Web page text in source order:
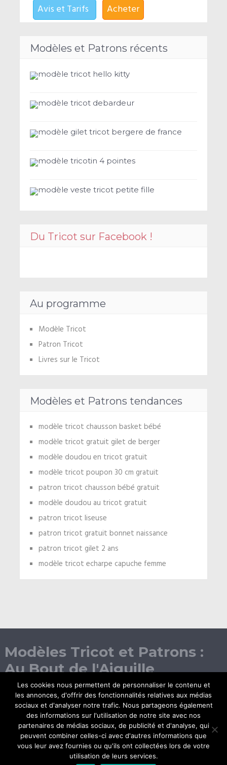
Acheter
Avis et Tarifs
Modèles et Patrons récents
modèle tricot hello kitty
modèle tricot debardeur
modèle gilet tricot bergere de france
modèle tricotin 4 pointes
modèle veste tricot petite fille
Du Tricot sur Facebook !
Au programme
Modèle Tricot
Patron Tricot
Livres sur le Tricot
Modèles et Patrons tendances
modèle tricot chausson basket bébé
modèle tricot gratuit gilet de berger
modèle doudou en tricot gratuit
modèle tricot poupon 30 cm gratuit
patron tricot chausson bébé gratuit
modèle doudou au tricot gratuit
patron tricot liseuse
patron tricot gratuit bonnet naissance
patron tricot gilet 2 ans
modèle tricot echarpe capuche femme
Modèles Tricot et Patrons :
Au Bout de l'Aiguille
Les cookies nous permettent de personnaliser le contenu et
les annonces, d'offrir des fonctionnalités relatives aux médias
sociaux et d'analyser notre trafic. Nous partageons également
des informations sur l'utilisation de notre site avec nos
partenaires de médias sociaux, de publicité et d'analyse, qui
peuvent combiner celles-ci avec d'autres informations que
vous leur avez fournies ou qu'ils ont collectées lors de votre
utilisation de leurs services.